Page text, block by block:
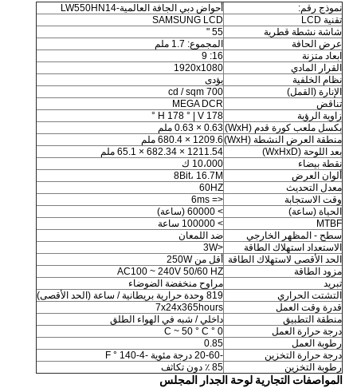
نموذج رقم:
أحواض دبي الجافة العالمية-LW550HN14
تقنية LCD
SAMSUNG LCD
شاشة نشطة قطرية
55 "
عرض الحافة
المجموع: 1.7 ملم
ابعاد متزنة
16: 9
القرار المادي
1920x1080
نظام الخلفية
يؤدى
الإنارة (القمل)
700 cd / sqm
تناقض
MEGA DCR
زاوية الرؤية
H 178 ° | V 178 °
بكسل ملعب كورة قدم (WxH)
0.63 × 0.63 ملم
منطقة العرض النشطة (WxH)
1209.6 × 680.4 ملم
بعد اللوحة (WxHxD)
1211.54
×
682.34
×
65.1 ملم
نقطة بيضاء
10،000 ك
ألوان العرض
8Bit، 16.7M
معدل التحديث
60HZ
وقت الاستجابة
<= 6ms
الحياة (ساعة)
> 60000 (ساعة)
MTBF
> 100000 ساعة
سطح - المظهر الخارجي
ضد اللمعان
الاستعداد استهلاك الطاقة
<3W
الحد الأقصى لاستهلاك الطاقة
أقل من 250W
مزود الطاقة
AC100 ~ 240V 50/60 HZ
تبريد
مراوح منخفضة الضوضاء
التشتت الحراري
819 وحدة حرارية بريطانية / ساعة (الحد الأقصى)
قدرة وقت العمل
7x24x365hours
منطقة التطبيق
داخلي / شبه في الهواء الطلق
درجة حرارة العمل
0 ° C ~ 50 ° C
رطوبة العمل
0.85
درجة حرارة التخزين
-20-60 درجة مئوية
-4-140 ° F
رطوبة التخزين
85 ٪ دون تكاثف
المواصفات التجارية لوحة الجدار المجلس